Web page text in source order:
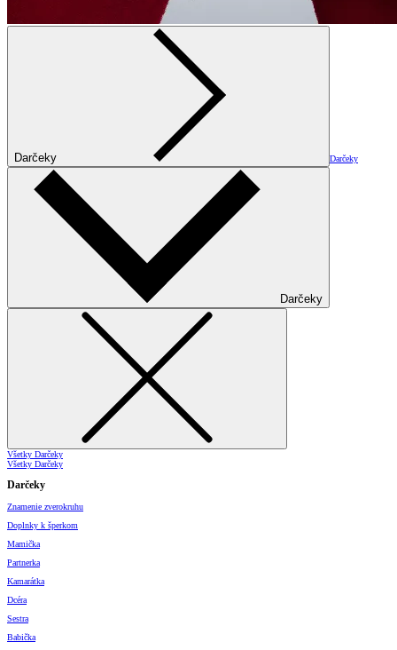
Darčeky Darčeky
Darčeky
Všetky Darčeky
Všetky Darčeky
Darčeky
Znamenie zverokruhu
Doplnky k šperkom
Mamička
Partnerka
Kamarátka
Dcéra
Sestra
Babička